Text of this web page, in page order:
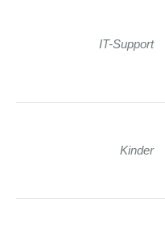
IT-Support
Kinder